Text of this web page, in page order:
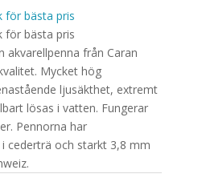
för bästa pris
för bästa pris
akvarellpenna från Caran
Mycket hög
ljusäkthet, extremt
lösas i vatten. Fungerar
Pennorna har
cederträ och starkt 3,8 mm